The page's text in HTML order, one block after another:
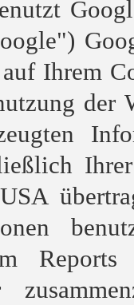
Ihrem
der